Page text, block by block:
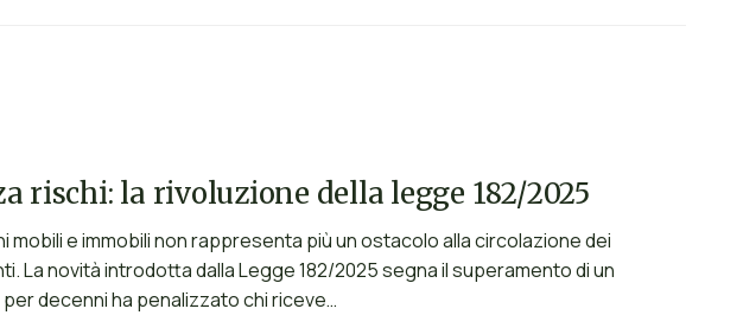
rischi: la rivoluzione della legge 182/2025
mobili e immobili non rappresenta più un ostacolo alla circolazione dei
La novità introdotta dalla Legge 182/2025 segna il superamento di un
decenni ha penalizzato chi riceve…